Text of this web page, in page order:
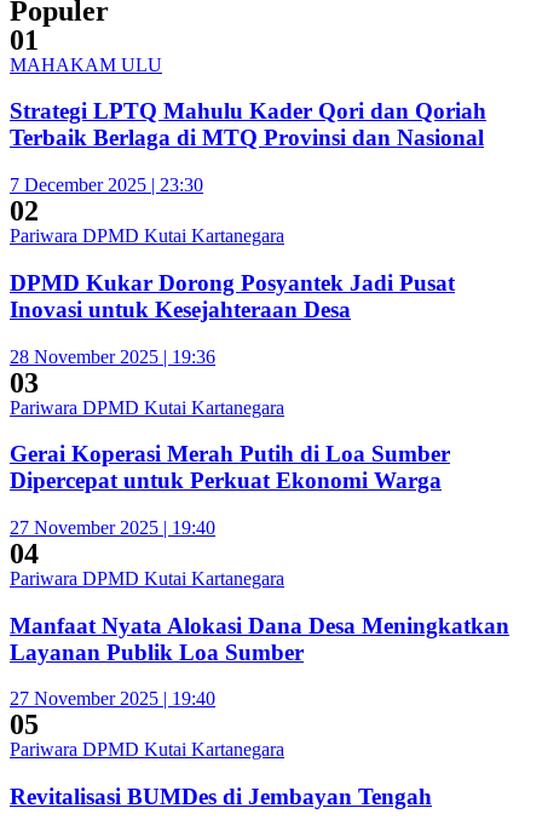
Populer
01
MAHAKAM ULU
Strategi LPTQ Mahulu Kader Qori dan Qoriah
Terbaik Berlaga di MTQ Provinsi dan Nasional
7 December 2025 | 23:30
02
Pariwara DPMD Kutai Kartanegara
DPMD Kukar Dorong Posyantek Jadi Pusat
Inovasi untuk Kesejahteraan Desa
28 November 2025 | 19:36
03
Pariwara DPMD Kutai Kartanegara
Gerai Koperasi Merah Putih di Loa Sumber
Dipercepat untuk Perkuat Ekonomi Warga
27 November 2025 | 19:40
04
Pariwara DPMD Kutai Kartanegara
Manfaat Nyata Alokasi Dana Desa Meningkatkan
Layanan Publik Loa Sumber
27 November 2025 | 19:40
05
Pariwara DPMD Kutai Kartanegara
Revitalisasi BUMDes di Jembayan Tengah